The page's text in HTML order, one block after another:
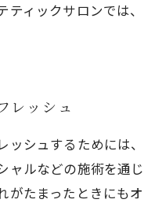
ティックサロンでは
レッシュ
ッシュするためには
ャルなどの施術を通
がたまったときにも